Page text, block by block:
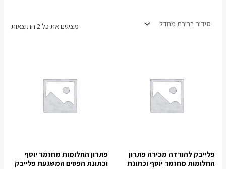
מציגים את כל ⁦2⁩ התוצאות
פלייבק להורדה מכירה פתרון
החלומות מחזמר יוסף וכתונת
פתרון החלומות מחזמר יוסף
וכתונת הפסים המשגעת פלייבק